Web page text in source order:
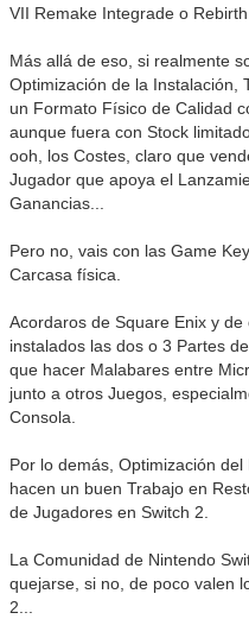
VII Remake Integrade o
Más allá de eso, si realmente
Optimización de la Instalación,
un Formato Físico de Calidad
aunque fuera con Stock
ooh, los Costes, claro que
Jugador que apoya el
Ganancias...
Pero no, vais con las Game
Carcasa física.
Acordaros de Square Enix y
instalados las dos o 3 Partes
que hacer Malabares entre
junto a otros Juegos,
Consola.
Por lo demás, Optimización
hacen un buen Trabajo en
de Jugadores en Switch 2.
La Comunidad de Nintendo
quejarse, si no, de poco valen
2...